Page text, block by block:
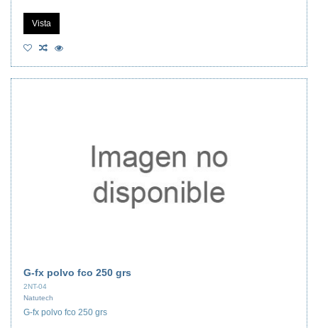
Vista
G-fx polvo fco 250 grs
2NT-04
Natutech
G-fx polvo fco 250 grs